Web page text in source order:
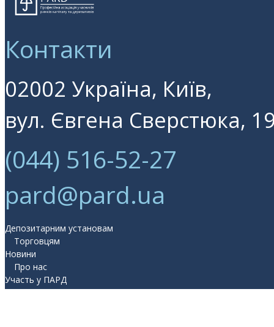
Контакти
02002 Україна, Київ,
вул. Євгена Сверстюка,
(044) 516-52-27
pard@pard.ua
Депозитарним установам
Торговцям
Новини
Про нас
Участь у ПАРД
Прес-центр